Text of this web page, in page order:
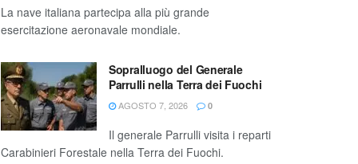
La nave italiana partecipa alla più grande
esercitazione aeronavale mondiale.
Sopralluogo del Generale
Parrulli nella Terra dei Fuochi
AGOSTO 7, 2026 0
Il generale Parrulli visita i reparti
Carabinieri Forestale nella Terra dei Fuochi.